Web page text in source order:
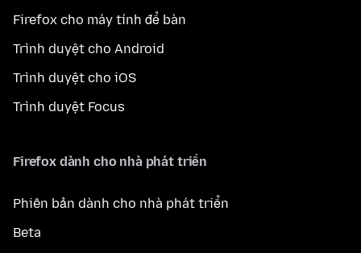
Firefox cho máy tính để bàn
Trình duyệt cho Android
Trình duyệt cho iOS
Trình duyệt Focus
Firefox dành cho nhà phát triển
Phiên bản dành cho nhà phát triển
Beta